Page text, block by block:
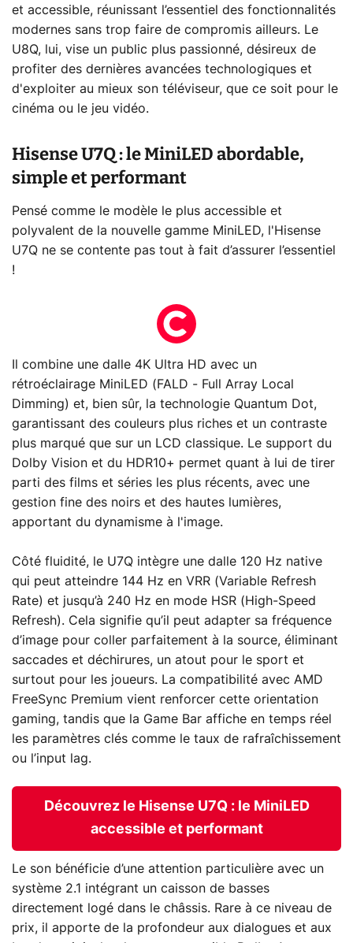
et accessible, réunissant l’essentiel des fonctionnalités
modernes sans trop faire de compromis ailleurs. Le
U8Q, lui, vise un public plus passionné, désireux de
profiter des dernières avancées technologiques et
d'exploiter au mieux son téléviseur, que ce soit pour le
cinéma ou le jeu vidéo.
Hisense U7Q : le MiniLED abordable,
simple et performant
Pensé comme le modèle le plus accessible et
polyvalent de la nouvelle gamme MiniLED, l'Hisense
U7Q ne se contente pas tout à fait d’assurer l’essentiel
!
Il combine une dalle 4K Ultra HD avec un
rétroéclairage MiniLED (FALD - Full Array Local
Dimming) et, bien sûr, la technologie Quantum Dot,
garantissant des couleurs plus riches et un contraste
plus marqué que sur un LCD classique. Le support du
Dolby Vision et du HDR10+ permet quant à lui de tirer
parti des films et séries les plus récents, avec une
gestion fine des noirs et des hautes lumières,
apportant du dynamisme à l'image.
Côté fluidité, le U7Q intègre une dalle 120 Hz native
qui peut atteindre 144 Hz en VRR (Variable Refresh
Rate) et jusqu’à 240 Hz en mode HSR (High-Speed
Refresh). Cela signifie qu’il peut adapter sa fréquence
d’image pour coller parfaitement à la source, éliminant
saccades et déchirures, un atout pour le sport et
surtout pour les joueurs. La compatibilité avec AMD
FreeSync Premium vient renforcer cette orientation
gaming, tandis que la Game Bar affiche en temps réel
les paramètres clés comme le taux de rafraîchissement
ou l’input lag.
Découvrez le Hisense U7Q : le MiniLED
accessible et performant
Le son bénéficie d’une attention particulière avec un
système 2.1 intégrant un caisson de basses
directement logé dans le châssis. Rare à ce niveau de
prix, il apporte de la profondeur aux dialogues et aux